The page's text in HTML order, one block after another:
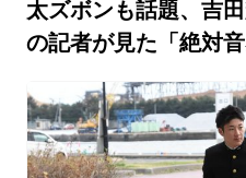
太ズボンも話題、吉
の記者が見た「絶対音